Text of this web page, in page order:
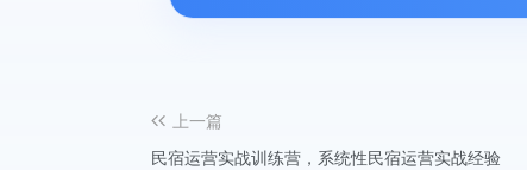
上一篇
民宿运营实战训练营，系统性民宿运营实战经验